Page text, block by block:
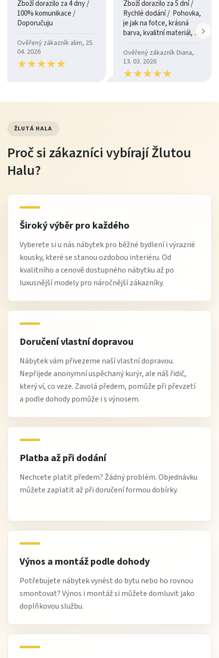
Zboží dorazilo za 4 dny /
100% komunikace /
Doporučuju
Ověřený zákazník alim, 25.
04. 2026
★★★★★
★★★★★
Zboží dorazilo za 5 dní /
Rychlé dodání / Pohovka,
je jak na fotce, krásná
barva, kvalitní materiál, a
Ověřený zákazník Diana,
13. 03. 2026
★★★★★
★★★★★
ŽLUTÁ HALA
Proč si zákazníci vybírají Žlutou
Halu?
Široký výběr pro každého
Vyberete si u nás nábytek pro běžné bydlení i výrazné
kousky, které se stanou ozdobou interiéru. Od
kvalitního a cenově dostupného nábytku až po
luxusnější modely pro náročnější zákazníky.
Doručení vlastní dopravou
Nábytek vám přivezeme naší vlastní dopravou.
Nepřijede anonymní uspěchaný kurýr, ale náš řidič,
který ví, co veze. Zavolá předem, pomůže při převzetí
a podle dohody pomůže i s výnosem.
Platba až při dodání
Nechcete platit předem? Žádný problém. Objednávku
můžete zaplatit až při doručení formou dobírky.
Výnos a montáž podle dohody
Potřebujete nábytek vynést do bytu nebo ho rovnou
smontovat? Výnos i montáž si můžete domluvit jako
doplňkovou službu.